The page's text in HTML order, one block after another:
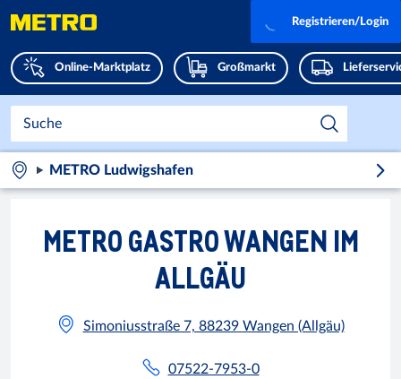
Online-Marktplatz Großmarkt
Registrieren/Login
METRO Ludwigshafen
METRO GASTRO WANGEN IM
ALLGÄU
Simoniusstraße 7, 88239 Wangen (Allgäu)
07522-7953-0